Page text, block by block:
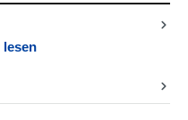
lesen